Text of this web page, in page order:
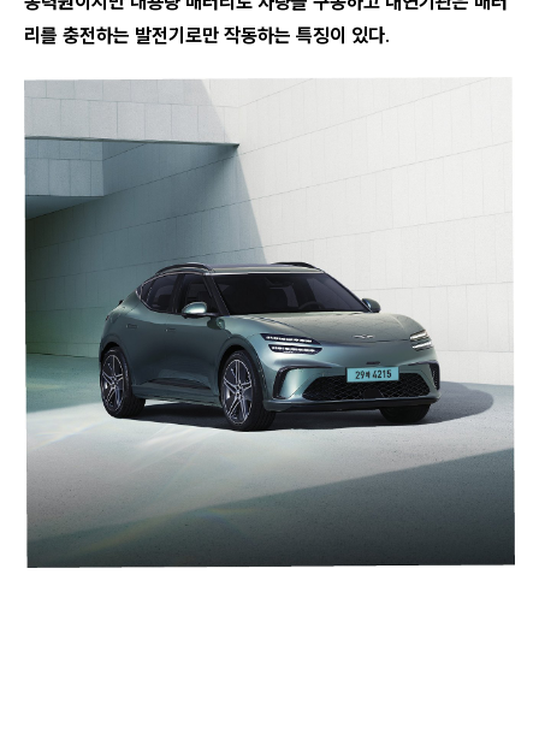
리를 충전하는 발전기로만 작동하는 특징이 있다.